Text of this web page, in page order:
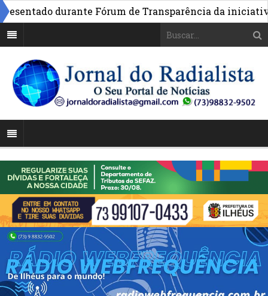
durante Fórum de Transparência da iniciativa